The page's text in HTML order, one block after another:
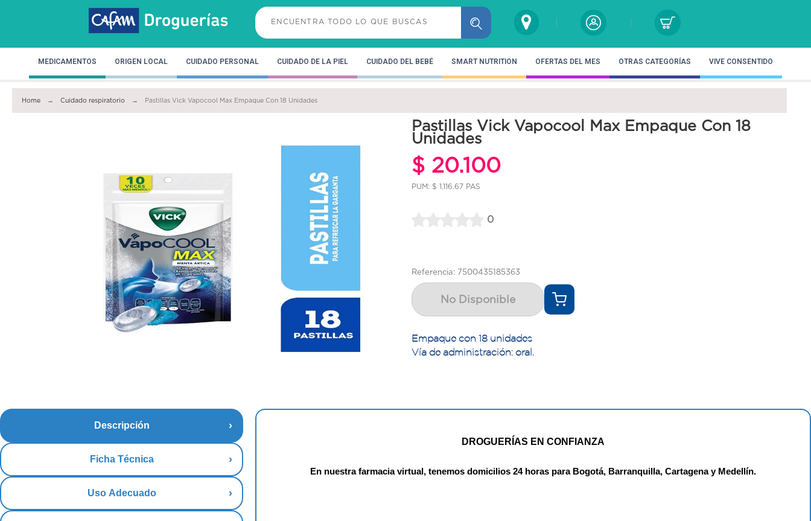
MEDICAMENTOS ORIGEN LOCAL CUIDADO PERSONAL CUIDADO DE LA PIEL CUIDADO DEL BEBÉ SMART NUTRITION OFERTAS DEL MES OTRAS CATEGORÍAS VIVE CONSENTIDO
Home Cuidado respiratorio Pastillas Vick Vapocool Max Empaque Con 18 Unidades
Pastillas Vick Vapocool Max Empaque Con 18
Unidades
$ 20.100
PUM: $ 1,116.67 PAS
0
Referencia: 7500435185363
No Disponible
Empaque con 18 unidades
Vía de administración: oral.
Descripción
Ficha Técnica
Uso Adecuado
DROGUERÍAS EN CONFIANZA
En nuestra farmacia virtual, tenemos domicilios 24 horas para Bogotá, Barranquilla, Cartagena y Medellín.